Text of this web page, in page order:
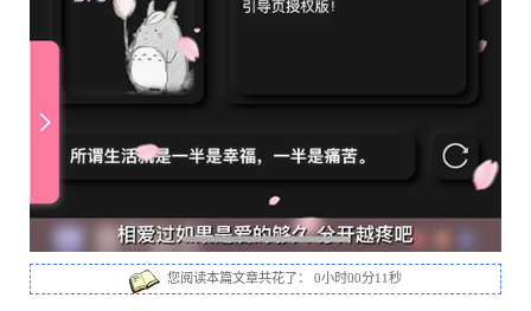
您阅读本篇文章共花了： 0小时00分12秒